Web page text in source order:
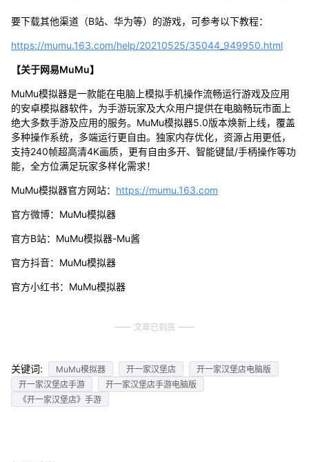
要下载其他渠道（B站、华为等）的游戏，可参考以下教程：
https://mumu.163.com/help/20210525/35044_949950.html
【关于网易MuMu】
MuMu模拟器是一款能在电脑上模拟手机操作流畅运行游戏及应用
的安卓模拟器软件，为手游玩家及大众用户提供在电脑畅玩市面上
绝大多数手游及应用的服务。MuMu模拟器5.0版本焕新上线，覆盖
多种操作系统，多端运行更自由。独家内存优化，资源占用更低，
支持240帧超高清4K画质，更有自由多开、智能键鼠/手柄操作等功
能，全方位满足玩家多样化需求！
MuMu模拟器官方网站： https://mumu.163.com
官方微博：MuMu模拟器
官方B站：MuMu模拟器-Mu酱
官方抖音：MuMu模拟器
官方小红书：MuMu模拟器
文章已到底
关键词: MuMu模拟器 开一家汉堡店
开一家汉堡店电脑版
开一家汉堡店手游
开一家汉堡店手游电脑版
《开一家汉堡店》手游